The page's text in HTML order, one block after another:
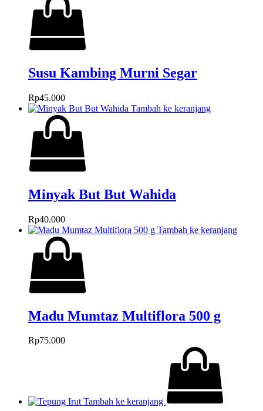
Susu Kambing Murni Segar
Rp45.000
Tambah ke keranjang
Minyak But But Wahida
Rp40.000
Tambah ke keranjang
Madu Mumtaz Multiflora 500 g
Rp75.000
Tambah ke keranjang